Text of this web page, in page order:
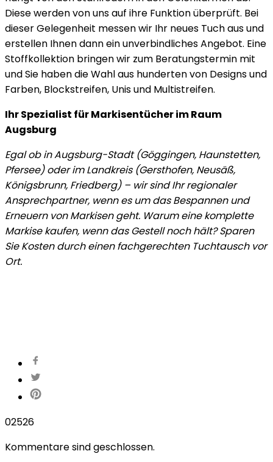
Diese werden von uns auf ihre Funktion überprüft. Bei
dieser Gelegenheit messen wir Ihr neues Tuch aus und
erstellen Ihnen dann ein unverbindliches Angebot. Eine
Stoffkollektion bringen wir zum Beratungstermin mit
und Sie haben die Wahl aus hunderten von Designs und
Farben, Blockstreifen, Unis und Multistreifen.
Ihr Spezialist für Markisentücher im Raum
Augsburg
Egal ob in Augsburg-Stadt (Göggingen, Haunstetten,
Pfersee) oder im Landkreis (Gersthofen, Neusäß,
Königsbrunn, Friedberg) – wir sind Ihr regionaler
Ansprechpartner, wenn es um das Bespannen und
Erneuern von Markisen geht. Warum eine komplette
Markise kaufen, wenn das Gestell noch hält? Sparen
Sie Kosten durch einen fachgerechten Tuchtausch vor
Ort.
02526
Kommentare sind geschlossen.